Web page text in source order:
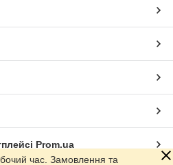
Prom.ua
час. Замовлення та